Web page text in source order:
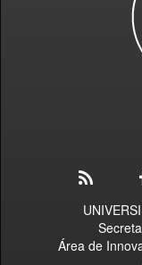
Área de